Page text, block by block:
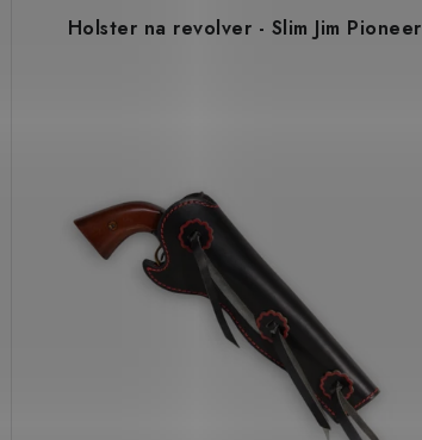
Holster na revolver - Slim Jim Pioneer